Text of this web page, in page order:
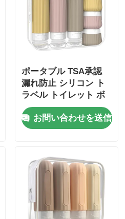
ポータブル TSA承認
漏れ防止 シリコン ト
ラベル トイレット ボ
トル セット 6個パック
BPAフリー
お問い合わせを送信